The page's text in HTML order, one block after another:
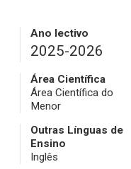
Ano lectivo
2025-2026
Área Científica
Área Científica do
Menor
Outras Línguas de
Ensino
Inglês